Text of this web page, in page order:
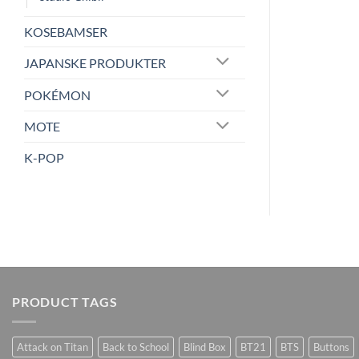
KOSEBAMSER
JAPANSKE PRODUKTER
POKÉMON
MOTE
K-POP
PRODUCT TAGS
Attack on Titan Back to School Blind Box BT21 BTS Buttons